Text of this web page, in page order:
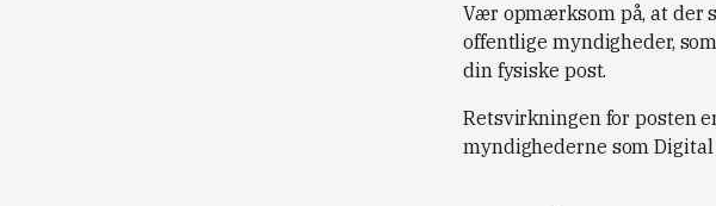
Vær opmærksom på, at der
offentlige myndigheder,
din fysiske post.
Retsvirkningen for posten
myndighederne som